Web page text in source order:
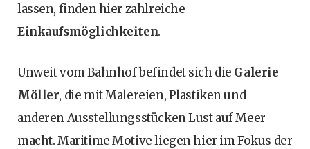
lassen, finden hier zahlreiche
Einkaufsmöglichkeiten.
Unweit vom Bahnhof befindet sich die Galerie
Möller, die mit Malereien, Plastiken und
anderen Ausstellungsstücken Lust auf Meer
macht. Maritime Motive liegen hier im Fokus der